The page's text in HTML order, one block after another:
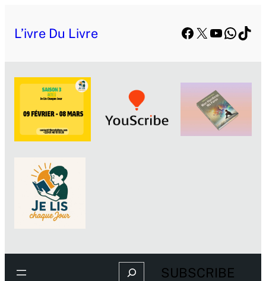
L’ivre Du Livre Facebook
X YouTube
Search SUBSCRIBE